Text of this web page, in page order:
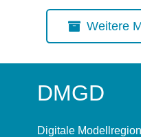
Weitere
DMGD
Digitale